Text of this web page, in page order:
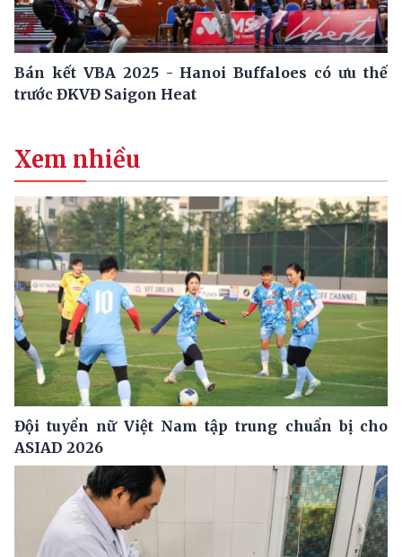
Bán kết VBA 2025 - Hanoi Buffaloes có ưu thế
trước ĐKVĐ Saigon Heat
Xem nhiều
Đội tuyển nữ Việt Nam tập trung chuẩn bị cho
ASIAD 2026